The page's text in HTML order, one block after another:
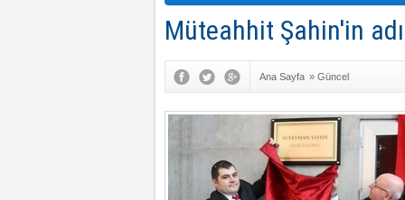
Müteahhit Şahin'in
Ana Sayfa » Güncel